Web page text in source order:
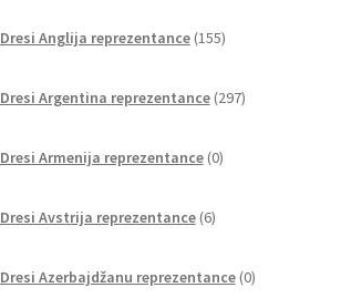
Dresi Anglija reprezentance 155izdelkov
Dresi Argentina reprezentance 297izdelkov
Dresi Armenija reprezentance 0izdelkov
Dresi Avstrija reprezentance 6izdelkov
Dresi Azerbajdžanu reprezentance 0izdelkov